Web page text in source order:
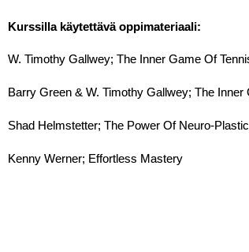
Kurssilla käytettävä oppimateriaali:
W. Timothy Gallwey; The Inner Game Of
Barry Green & W. Timothy Gallwey; The Inner
Shad Helmstetter; The Power Of Neuro-
Kenny Werner; Effortless Mastery